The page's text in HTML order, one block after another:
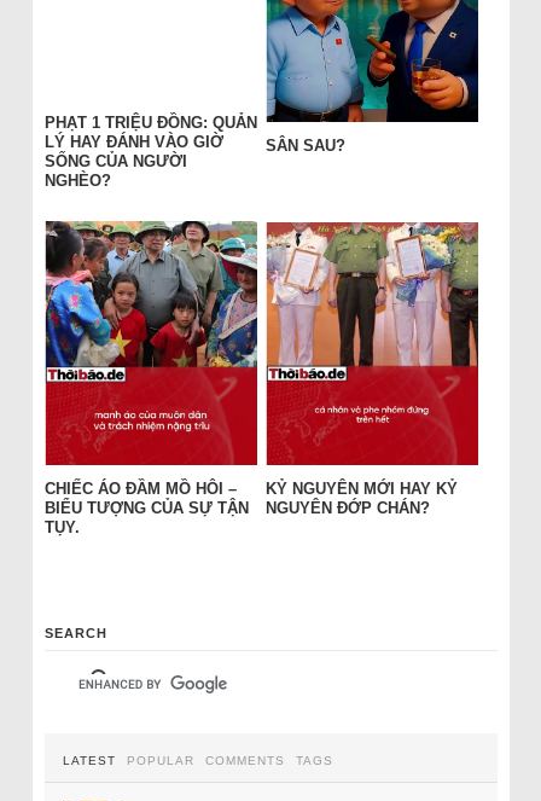
PHẠT 1 TRIỆU ĐỒNG: QUẢN
LÝ HAY ĐÁNH VÀO GIỜ
SỐNG CỦA NGƯỜI
NGHÈO?
SÂN SAU?
CHIẾC ÁO ĐẦM MỒ HÔI –
BIỂU TƯỢNG CỦA SỰ TẬN
TỤY.
KỶ NGUYÊN MỚI HAY KỶ
NGUYÊN ĐỚP CHÁN?
SEARCH
LATEST POPULAR COMMENTS TAGS